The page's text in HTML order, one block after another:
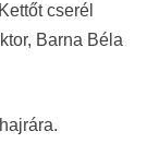
cserél
Barna Béla